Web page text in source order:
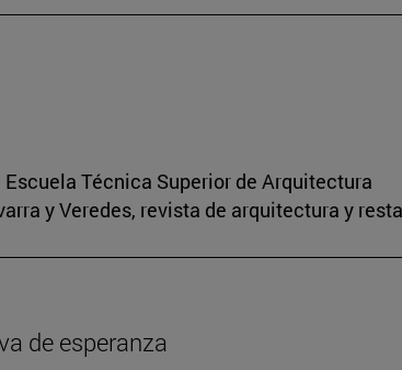
Técnica Superior de Arquitectura
y Veredes, revista de arquitectura y
de esperanza